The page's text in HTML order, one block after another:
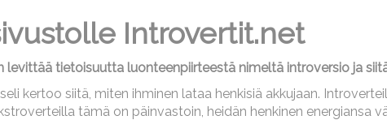
Introvertit.net
levittää tietoisuutta luonteenpiirteestä nimeltä introversio ja
kertoo siitä, miten ihminen lataa henkisiä akkujaan.
tämä on päinvastoin, heidän henkinen energiansa